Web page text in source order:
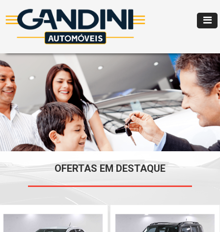
OFERTAS EM DESTAQUE